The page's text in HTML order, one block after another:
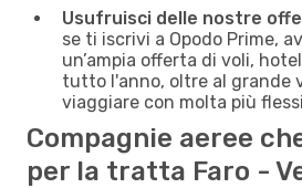
Usufruisci delle nostre
se ti iscrivi a Opodo Prime,
un’ampia offerta di voli,
tutto l'anno, oltre al grande
viaggiare con molta più
Compagnie aeree
per la tratta Faro -